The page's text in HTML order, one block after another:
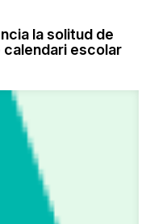
la solitud de
calendari escolar